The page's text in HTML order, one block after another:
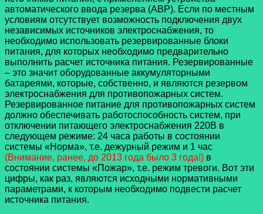
автоматического ввода резерва (АВР). Если по местным
условиям отсутствует возможность подключения двух
независимых источников электроснабжения, то
необходимо использовать резервированные блоки
питания, для которых необходимо предварительно
выполнить расчет источника питания. Резервированные
– это значит оборудованные аккумуляторными
батареями, которые, собственно, и являются резервом
электроснабжения для противопожарных систем.
Резервированное питание для противопожарных систем
должно обеспечивать работоспособность систем, при
отключении питающего электроснабжения 220В в
следующем режиме: 24 часа работы в состоянии
системы «Норма», т.е. дежурный режим и 1 час
(Внимание, ранее, до 2013 года было 3 года!) в
состоянии системы «Пожар», т.е. режим тревоги. Вот эти
цифры, как раз, являются исходными нормативными
параметрами, к которым необходимо подвести расчет
источника питания.